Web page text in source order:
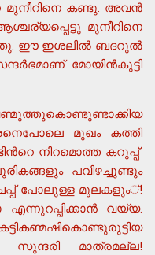
മുനീറിനെ കണ്ടു. അവന്‍
മുനീറിനെ
ഈ ഇശലില്‍ ബദറുല്‍
മോയിന്‍കുട്ടി
മുഖം കത്തി
നിറമൊത്ത കറുപ്പ്
പവിഴച്ചുണ്ടും
പോലുള്ള മുലകളും്!
എന്നുറപ്പിക്കാന്‍ വയ്യ.
മാത്രമല്ല!